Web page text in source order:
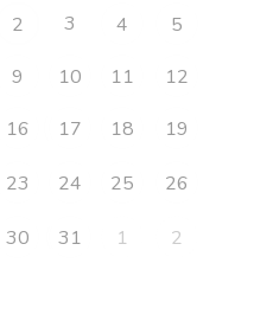
2 3 4
5
9 10 11
12
16 17 18 19
23 24 25 26
30 31 1 2